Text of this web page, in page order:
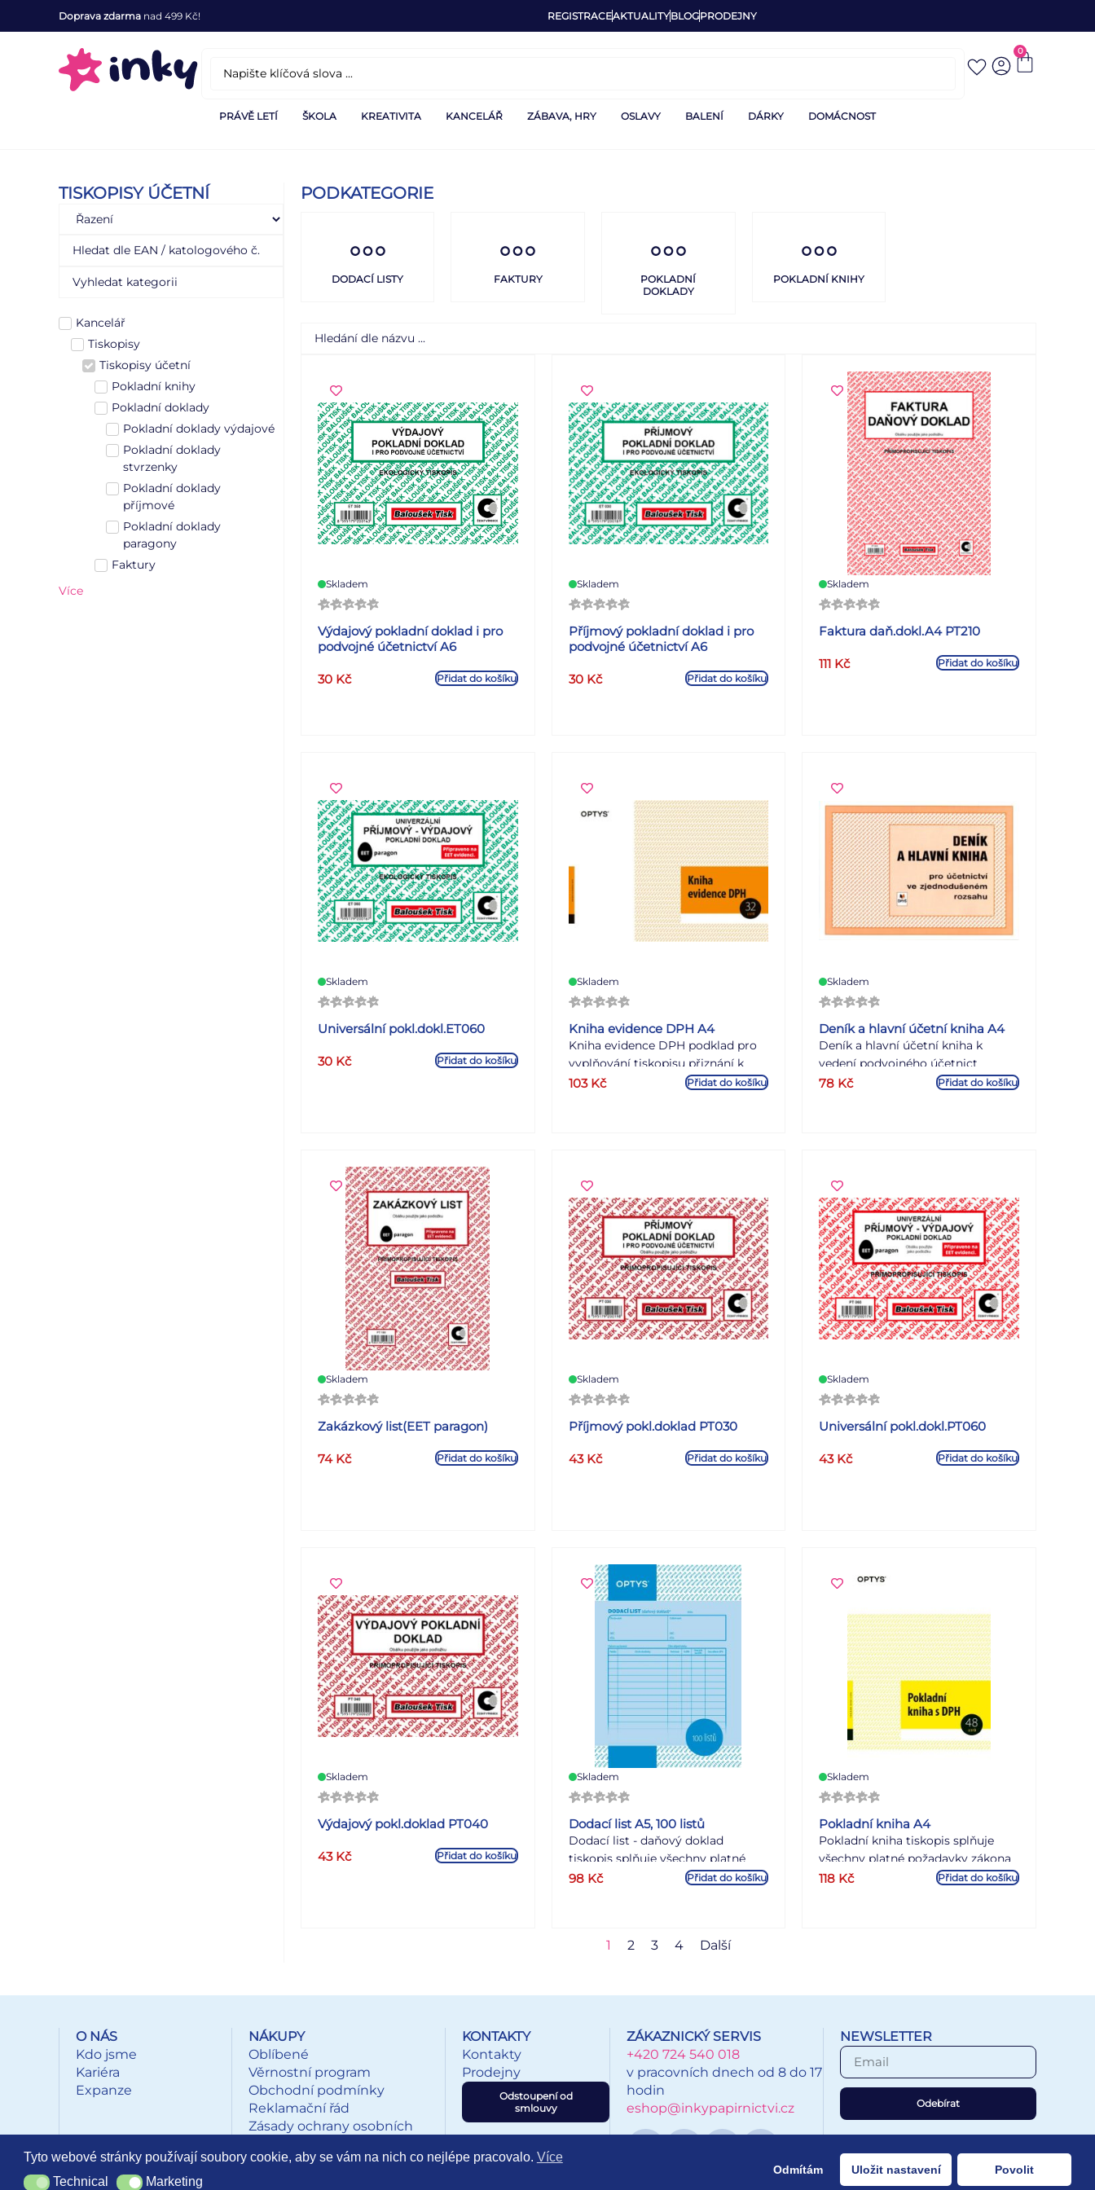
Doprava zdarma nad 499 Kč! REGISTRACEAKTUALITYBLOGPRODEJNY
0
PRÁVĚ LETÍ ŠKOLA KREATIVITA KANCELÁŘ ZÁBAVA, HRY OSLAVY BALENÍ DÁRKY DOMÁCNOST
TISKOPISY ÚČETNÍ
Kancelář
Tiskopisy
Tiskopisy účetní
Pokladní knihy
Pokladní doklady
Pokladní doklady výdajové
Pokladní doklady
stvrzenky
Pokladní doklady
příjmové
Pokladní doklady
paragony
Faktury
Více
PODKATEGORIE
DODACÍ LISTY FAKTURY
POKLADNÍ
DOKLADY
POKLADNÍ KNIHY
Skladem
Výdajový pokladní doklad i pro
podvojné účetnictví A6
30 Kč Přidat do košíku
Skladem
Příjmový pokladní doklad i pro
podvojné účetnictví A6
30 Kč Přidat do košíku
Skladem
Faktura daň.dokl.A4 PT210
111 Kč Přidat do košíku
Skladem
Universální pokl.dokl.ET060
30 Kč Přidat do košíku
Skladem
Kniha evidence DPH A4
Kniha evidence DPH podklad pro
vyplňování tiskopisu přiznání k
DPH tiskopis splňuje všechny
103 Kč Přidat do košíku
Skladem
Deník a hlavní účetní kniha A4
Deník a hlavní účetní kniha k
vedení podvojného účetnict
nepropisovací formát A4 na šíř 41
78 Kč Přidat do košíku
Skladem
Zakázkový list(EET paragon)
74 Kč Přidat do košíku
Skladem
Příjmový pokl.doklad PT030
43 Kč Přidat do košíku
Skladem
Universální pokl.dokl.PT060
43 Kč Přidat do košíku
Skladem
Výdajový pokl.doklad PT040
43 Kč Přidat do košíku
Skladem
Dodací list A5, 100 listů
Dodací list - daňový doklad
tiskopis splňuje všechny platné
požadavky zákona o DPH
zakládacím děrováním
98 Kč Přidat do košíku
Skladem
Pokladní kniha A4
Pokladní kniha tiskopis splňuje
všechny platné požadavky zákona
o DPH nečíslovaná nepropisovací
118 Kč Přidat do košíku
1 2 3 4 Další
O NÁS
Kdo jsme
Kariéra
Expanze
NÁKUPY
Oblíbené
Věrnostní program
Obchodní podmínky
Reklamační řád
Zásady ochrany osobních
KONTAKTY
Kontakty
Prodejny
Odstoupení od
smlouvy
ZÁKAZNICKÝ SERVIS
+420 724 540 018
v pracovních dnech od 8 do 17
hodin
eshop@inkypapirnictvi.cz
NEWSLETTER
Odebírat
Tyto webové stránky používají soubory cookie, aby se vám na nich co nejlépe pracovalo. Více
TechnicalTechnical MarketingMarketing
Odmítám Uložit nastavení Povolit